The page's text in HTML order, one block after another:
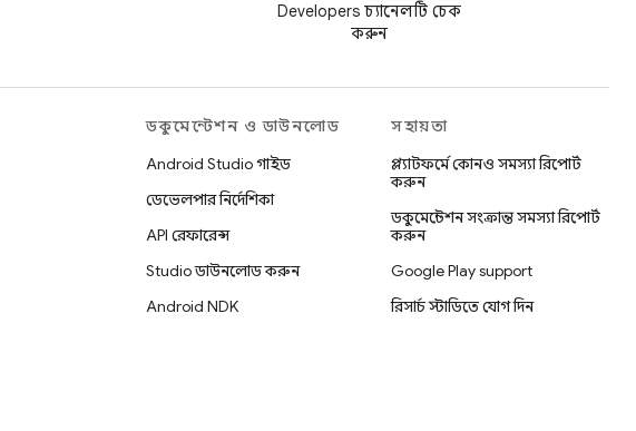
Developers চ্যানেলটি চেক
করুন
ডকুমেন্টেশন ও ডাউনলোড
Android Studio গাইড
ডেভেলপার নির্দেশিকা
API রেফারেন্স
Studio ডাউনলোড করুন
Android NDK
সহায়তা
প্ল্যাটফর্মে কোনও সমস্যা রিপোর্ট
করুন
ডকুমেন্টেশন সংক্রান্ত সমস্যা রিপোর্ট
করুন
Google Play support
রিসার্চ স্টাডিতে যোগ দিন